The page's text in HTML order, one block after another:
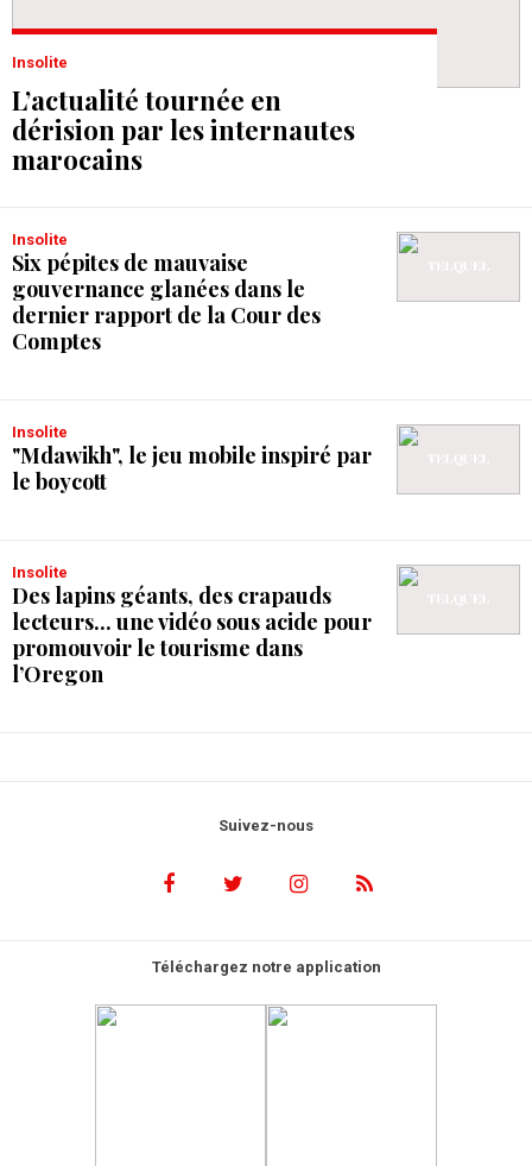
Insolite
L’actualité tournée en
dérision par les internautes
marocains
Insolite
Six pépites de mauvaise
gouvernance glanées dans le
dernier rapport de la Cour des
Comptes
Insolite
"Mdawikh", le jeu mobile inspiré par
le boycott
Insolite
Des lapins géants, des crapauds
lecteurs... une vidéo sous acide pour
promouvoir le tourisme dans
l’Oregon
Suivez-nous
Téléchargez notre application